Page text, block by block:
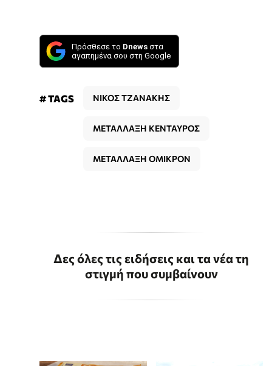
Πρόσθεσε το Dnews στα
αγαπημένα σου στη Google
# TAGS ΝΙΚΟΣ ΤΖΑΝΑΚΗΣ
ΜΕΤΑΛΛΑΞΗ ΚΕΝΤΑΥΡΟΣ
ΜΕΤΑΛΛΑΞΗ ΟΜΙΚΡΟΝ
Δες όλες τις ειδήσεις και τα νέα τη
στιγμή που συμβαίνουν